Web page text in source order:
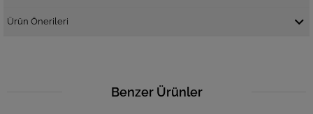
Ürün Önerileri
Benzer Ürünler